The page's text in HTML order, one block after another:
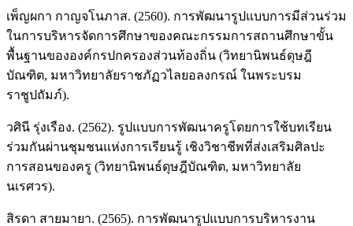
เพ็ญผกา กาญจโนภาส. (2560). การพัฒนารูปแบบการมีส่วนร่วม
ในการบริหารจัดการศึกษาของคณะกรรมการสถานศึกษาขั้น
พื้นฐานขององค์กรปกครองส่วนท้องถิ่น (วิทยานิพนธ์ดุษฎี
บัณฑิต, มหาวิทยาลัยราชภัฏวไลยอลงกรณ์ ในพระบรม
ราชูปถัมภ์).
วศินี รุ่งเรือง. (2562). รูปแบบการพัฒนาครูโดยการใช้บทเรียน
ร่วมกันผ่านชุมชนแห่งการเรียนรู้ เชิงวิชาชีพที่ส่งเสริมศิลปะ
การสอนของครู (วิทยานิพนธ์ดุษฎีบัณฑิต, มหาวิทยาลัย
นเรศวร).
สิรดา สายมายา. (2565). การพัฒนารูปแบบการบริหารงาน